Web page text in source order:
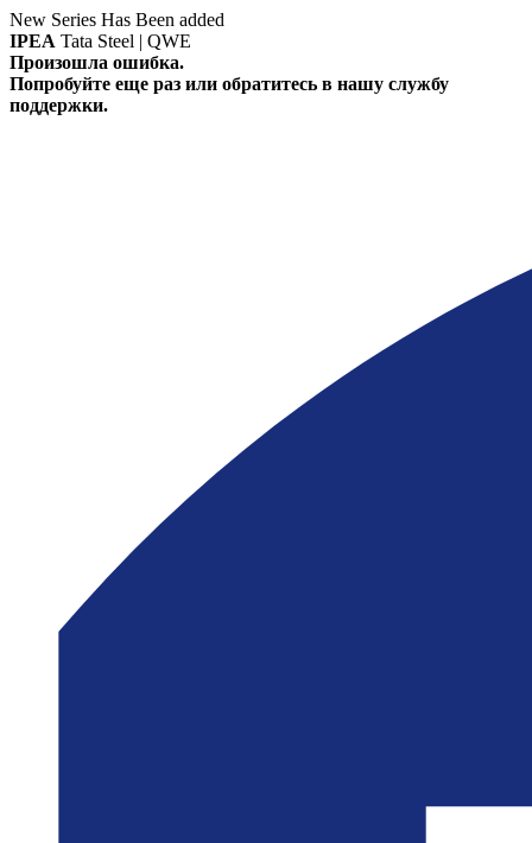
New Series Has Been added
IPEA Tata Steel | QWE
Произошла ошибка.
Попробуйте еще раз или обратитесь в нашу службу
поддержки.